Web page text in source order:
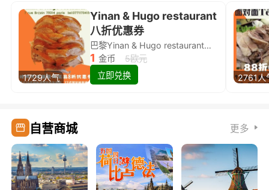
1729人气
Yinan & Hugo restaurant
八折优惠券
巴黎Yinan & Hugo restaurant除简餐类全场8折
1 金币
5欧元
立即兑换
2761人
自营商城 更多